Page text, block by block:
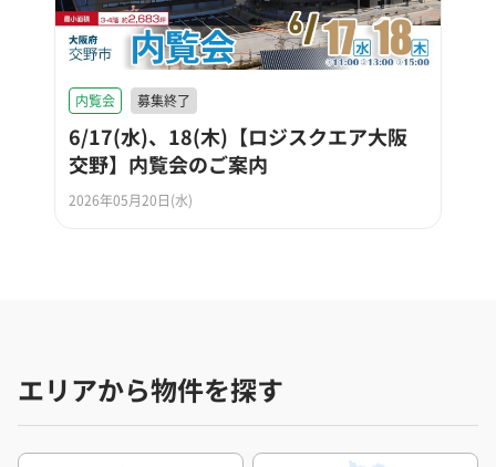
内覧会 募集終了
6/17(水)、18(木)【ロジスクエア大阪
交野】内覧会のご案内
2026年05月20日(水)
エリアから物件を探す